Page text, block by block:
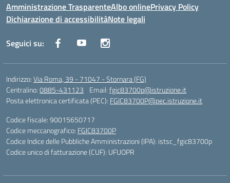
Amministrazione TrasparenteAlbo onlinePrivacy Policy
Dichiarazione di accessibilitàNote legali
Seguici su:
Indirizzo:Via Roma, 39 - 71047 - Stornara (FG)
Centralino:0885-431123 Email:fgic83700p@istruzione.it
Posta elettronica certificata (PEC): FGIC83700P@pec.istruzione.it
Codice fiscale: 90015650717
Codice meccanografico: FGIC83700P
Codice Indice delle Pubbliche Amministrazioni (IPA): istsc_fgic83700p
Codice unico di fatturazione (CUF): UFUOPR